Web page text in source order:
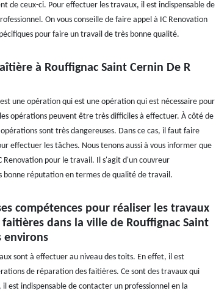
de ceux-ci. Pour effectuer les travaux, il est indispensable de
On vous conseille de faire appel à IC Renovation
pour faire un travail de très bonne qualité.
à Rouffignac Saint Cernin De R
une opération qui est une opération qui est nécessaire pour
opérations peuvent être très difficiles à effectuer. À côté de
sont très dangereuses. Dans ce cas, il faut faire
effectuer les tâches. Nous tenons aussi à vous informer que
Renovation pour le travail. Il s'agit d'un couvreur
bonne réputation en termes de qualité de travail.
compétences pour réaliser les travaux
dans la ville de Rouffignac Saint
environs
sont à effectuer au niveau des toits. En effet, il est
de réparation des faitières. Ce sont des travaux qui
est indispensable de contacter un professionnel en la